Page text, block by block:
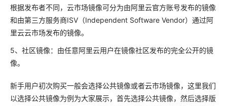
根据发布者不同，云市场镜像可分为由阿里云官方账号发布的镜像
和由第三方服务商ISV（Independent Software Vendor）通过阿
里云云市场发布的镜像。
5、社区镜像：由任意阿里云用户在镜像社区发布的完全公开的镜
像。
新手用户初次购买一般会选择公共镜像或者云市场镜像，这里我们
以选择公共镜像为例为大家展示，首先选择公共镜像，然后选择版